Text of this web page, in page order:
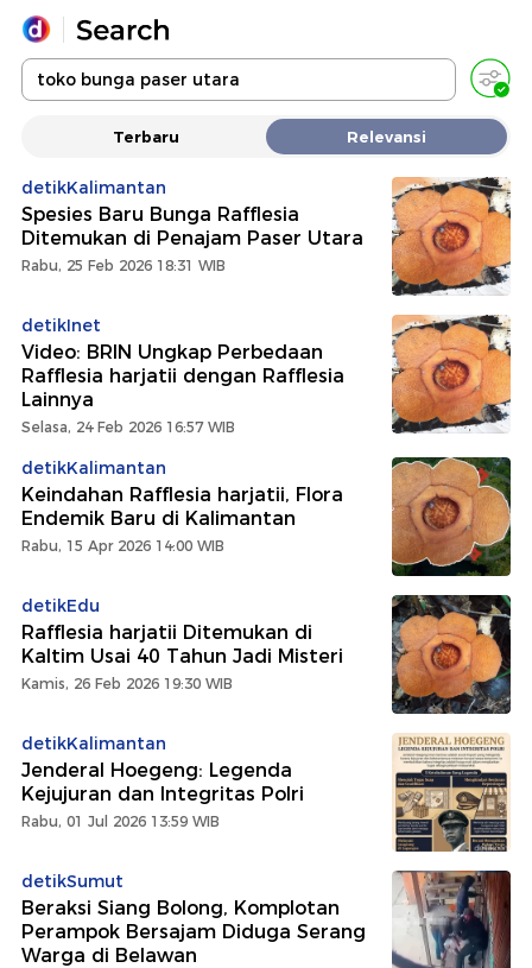
Yang sedang ramai dicari
Promoted
Terbaru Relevansi
detikKalimantan
Spesies Baru Bunga Rafflesia
Ditemukan di Penajam Paser Utara
Rabu, 25 Feb 2026 18:31 WIB
detikInet
Video: BRIN Ungkap Perbedaan
Rafflesia harjatii dengan Rafflesia
Lainnya
Selasa, 24 Feb 2026 16:57 WIB
detikKalimantan
Keindahan Rafflesia harjatii, Flora
Endemik Baru di Kalimantan
Rabu, 15 Apr 2026 14:00 WIB
detikEdu
Rafflesia harjatii Ditemukan di
Kaltim Usai 40 Tahun Jadi Misteri
Kamis, 26 Feb 2026 19:30 WIB
detikKalimantan
Jenderal Hoegeng: Legenda
Kejujuran dan Integritas Polri
Rabu, 01 Jul 2026 13:59 WIB
detikSumut
Beraksi Siang Bolong, Komplotan
Perampok Bersajam Diduga Serang
Warga di Belawan